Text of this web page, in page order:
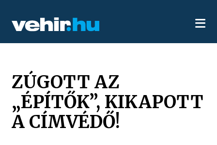
ZÚGOTT AZ
„ÉPÍTŐK”, KIKAPOTT
A CÍMVÉDŐ!